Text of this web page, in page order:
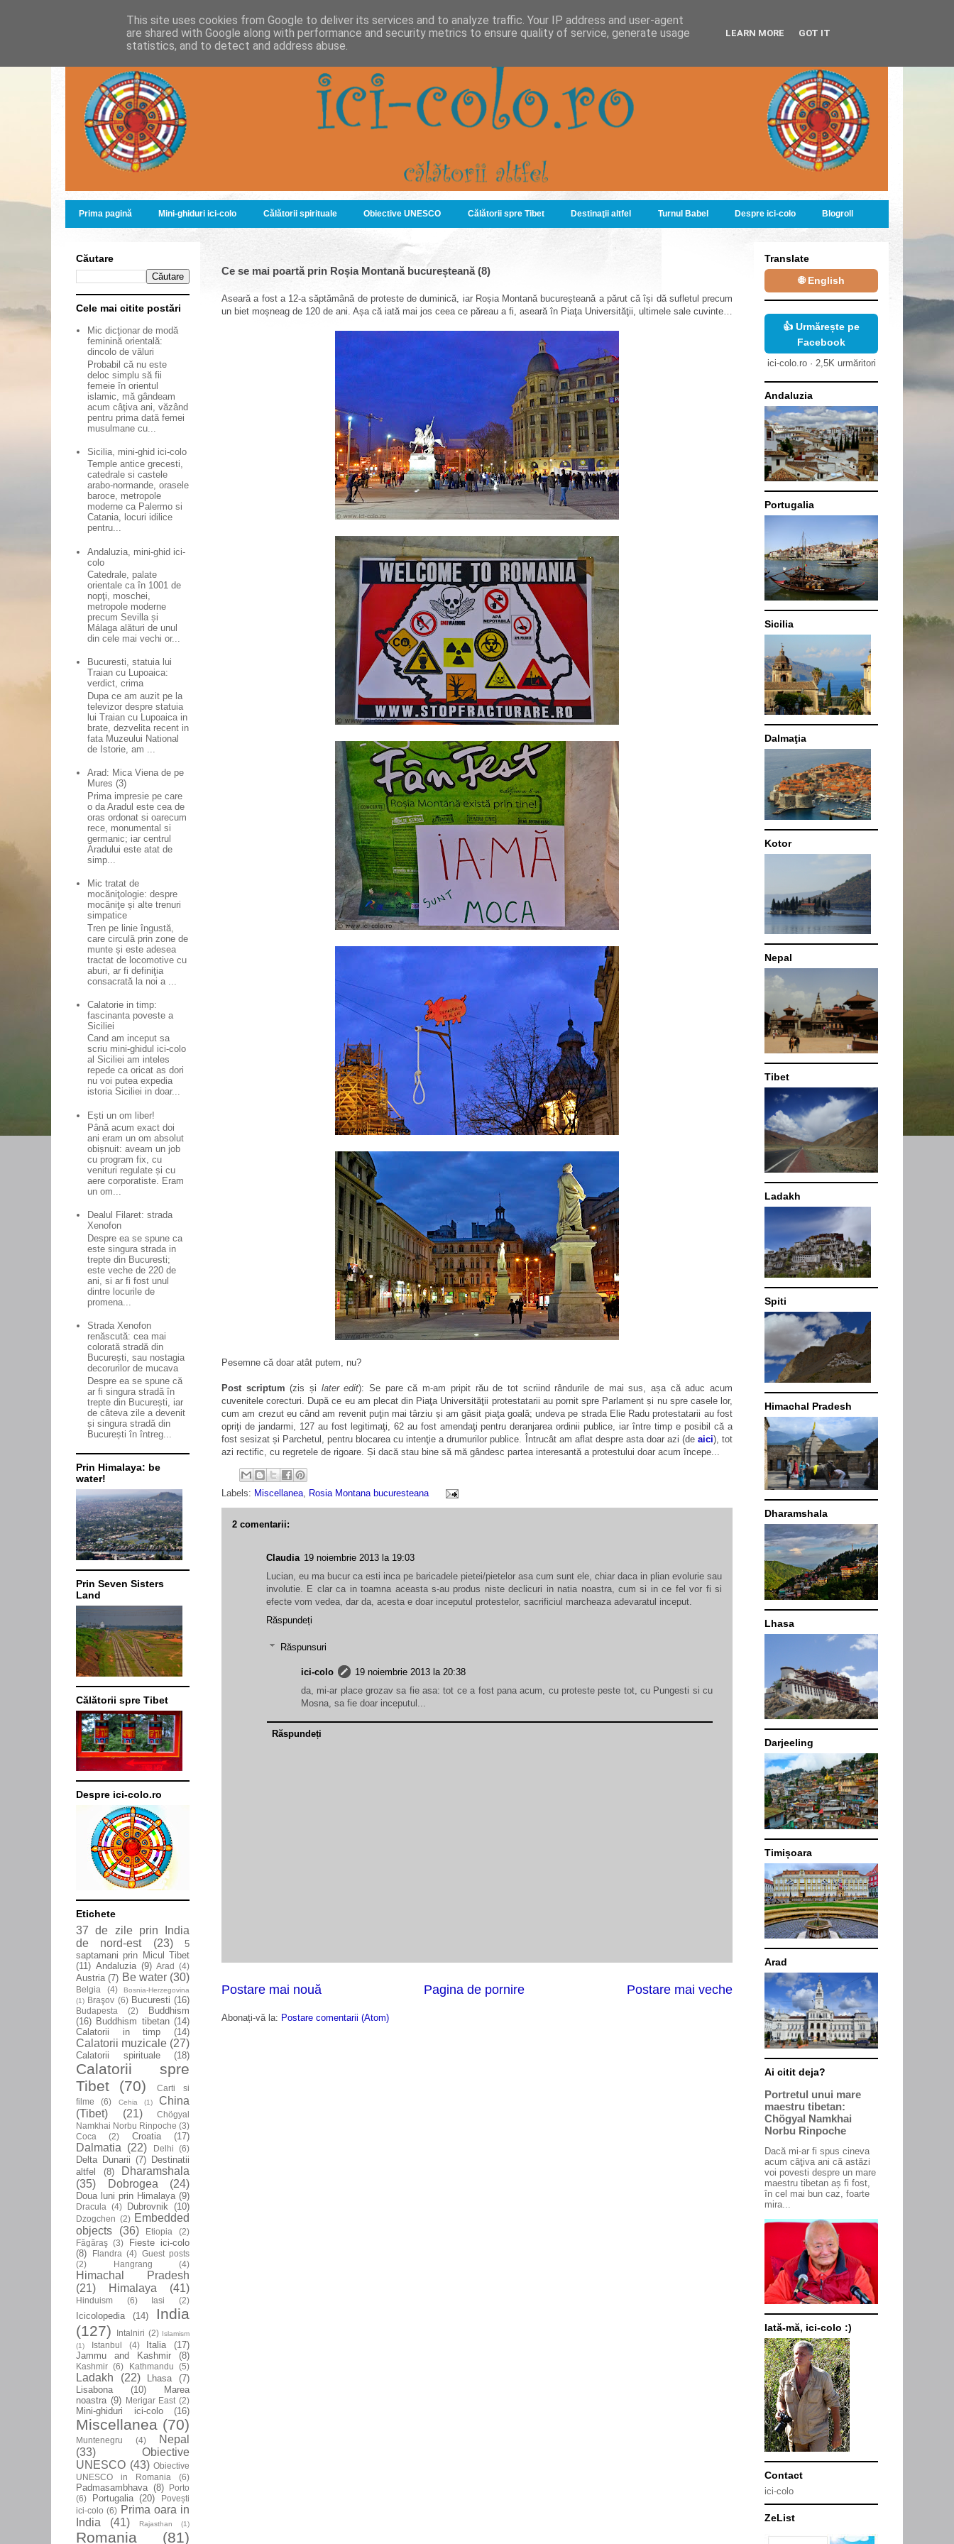
Prima pagină Mini-ghiduri ici-colo Călătorii spirituale Obiective UNESCO Călătorii spre Tibet Destinaţii altfel Turnul Babel Despre ici-colo Blogroll
Ce se mai poartă prin Roșia Montană bucureșteană (8)
Aseară a fost a 12-a săptămână de proteste de duminică, iar Roșia Montană bucureșteană a părut că își dă sufletul precum
un biet moșneag de 120 de ani. Așa că iată mai jos ceea ce păreau a fi, aseară în Piaţa Universităţii, ultimele sale cuvinte…
Pesemne că doar atât putem, nu?
Post scriptum (zis și later edit): Se pare că m-am pripit rău de tot scriind rândurile de mai sus, așa că aduc acum
cuvenitele corecturi. După ce eu am plecat din Piaţa Universităţii protestatarii au pornit spre Parlament și nu spre casele lor,
cum am crezut eu când am revenit puţin mai târziu și am găsit piaţa goală; undeva pe strada Elie Raduprotestatarii au fost
opriţi de jandarmi, 127 au fost legitimaţi, 62 au fost amendaţipentru deranjarea ordinii publice, iar între timp e posibil că a
fost sesizat și Parchetul, pentru blocarea cu intenţie a drumurilor publice. Întrucât am aflat despre asta doar azi (de aici), tot
azi rectific, cu regretele de rigoare. Și dacă stau bine să mă gândesc partea interesantă a protestului doar acum începe...
Labels: Miscellanea Rosia Montana bucuresteana
2 comentarii:
Claudia 19 noiembrie 2013 la 19:03
Lucian, eu ma bucur ca esti inca pe baricadele pietei/pietelor asa cum sunt ele, chiar daca in plian evolurie sau
involutie. E clar ca in toamna aceasta s-au produs niste declicuri in natia noastra, cum si in ce fel vor fi si
efecte vom vedea, dar da, acesta e doar inceputul protestelor, sacrificiul marcheaza adevaratul inceput.
Răspundeți
Răspunsuri
ici-colo
19 noiembrie 2013 la 20:38
da, mi-ar place grozav sa fie asa: tot ce a fost pana acum, cu proteste peste tot, cu Pungesti si cu
Mosna, sa fie doar inceputul...
Răspundeți
Postare mai nouă Postare mai veche
Pagina de pornire
Abonați-vă la: Postare comentarii (Atom)
Căutare
Cele mai citite postări
Mic dicţionar de modă
feminină orientală:
dincolo de văluri
Probabil că nu este
deloc simplu să fii
femeie în orientul
islamic, mă gândeam
acum câţiva ani, văzând
pentru prima dată femei
musulmane cu...
Sicilia, mini-ghid ici-colo
Temple antice grecesti,
catedrale si castele
arabo-normande, orasele
baroce, metropole
moderne ca Palermo si
Catania, locuri idilice
pentru...
Andaluzia, mini-ghid ici-
colo
Catedrale, palate
orientale ca în 1001 de
nopţi, moschei,
metropole moderne
precum Sevilla și
Málaga alături de unul
din cele mai vechi or...
Bucuresti, statuia lui
Traian cu Lupoaica:
verdict, crima
Dupa ce am auzit pe la
televizor despre statuia
lui Traian cu Lupoaica in
brate, dezvelita recent in
fata Muzeului National
de Istorie, am ...
Arad: Mica Viena de pe
Mures (3)
Prima impresie pe care
o da Aradul este cea de
oras ordonat si oarecum
rece, monumental si
germanic; iar centrul
Aradului este atat de
simp...
Mic tratat de
mocăniţologie: despre
mocăniţe și alte trenuri
simpatice
Tren pe linie îngustă,
care circulă prin zone de
munte și este adesea
tractat de locomotive cu
aburi, ar fi definiţia
consacrată la noi a ...
Calatorie in timp:
fascinanta poveste a
Siciliei
Cand am inceput sa
scriu mini-ghidul ici-colo
al Siciliei am inteles
repede ca oricat as dori
nu voi putea expedia
istoria Siciliei in doar...
Ești un om liber!
Până acum exact doi
ani eram un om absolut
obișnuit: aveam un job
cu program fix, cu
venituri regulate și cu
aere corporatiste. Eram
un om...
Dealul Filaret: strada
Xenofon
Despre ea se spune ca
este singura strada in
trepte din Bucuresti;
este veche de 220 de
ani, si ar fi fost unul
dintre locurile de
promena...
Strada Xenofon
renăscută: cea mai
colorată stradă din
București, sau nostagia
decorurilor de mucava
Despre ea se spune că
ar fi singura stradă în
trepte din București, iar
de câteva zile a devenit
și singura stradă din
București în întreg...
Prin Himalaya: be
water!
Prin Seven Sisters
Land
Călătorii spre Tibet
Despre ici-colo.ro
Etichete
37 de zile prin India
de nord-est
(23)
5
saptamani prin Micul Tibet
(11) Andaluzia (9) Arad (4)
Austria (7) Be water (30)
Belgia (4)
Bosnia-Herzegovina
(1) Braşov (6) Bucuresti (16)
Budapesta (2)
Buddhism
(16) Buddhism tibetan (14)
Calatorii in timp
(14)
Calatorii muzicale (27)
Calatorii spirituale (18)
Calatorii spre
Tibet
(70)
Carti si
filme
(6) Cehia (1)
China
(Tibet)
(21)
Chögyal
Namkhai Norbu Rinpoche (3)
Coca
(2) Croatia (17)
Dalmatia (22) Delhi (6)
Delta Dunarii (7) Destinatii
altfel
(8)
Dharamshala
(35)
Dobrogea (24)
Doua luni prin Himalaya (9)
Dracula (4) Dubrovnik (10)
Dzogchen (2) Embedded
objects
(36) Etiopia
(2)
Făgăraş (3)
Fieste ici-colo
(8)
Flandra (4) Guest posts
(2)
Hangrang (4)
Himachal Pradesh
(21)
Himalaya (41)
Hinduism (6) Iasi (2)
Icicolopedia (14)
India
(127)
Intalniri (2) Islamism
(1)
Istanbul (4) Italia
(17)
Jammu and Kashmir
(8)
Kashmir (6) Kathmandu (5)
Ladakh (22) Lhasa
(7)
Lisabona
(10)
Marea
noastra (9) Merigar East (2)
Mini-ghiduri ici-colo (16)
Miscellanea (70)
Muntenegru (4)
Nepal
(33)
Obiective
UNESCO (43) Obiective
UNESCO in Romania
(6)
Padmasambhava (8)
Porto
(6)
Portugalia (20)
Povești
ici-colo (6) Prima oara in
India
(41) Rajasthan (1)
Romania (81)
Translate
🌐 English
👍 Urmărește pe
Facebook
ici-colo.ro · 2,5K urmăritori
Andaluzia
Portugalia
Sicilia
Dalmaţia
Kotor
Nepal
Tibet
Ladakh
Spiti
Himachal Pradesh
Dharamshala
Lhasa
Darjeeling
Timișoara
Arad
Ai citit deja?
Portretul unui mare
maestru tibetan:
Chögyal Namkhai
Norbu Rinpoche
Dacă mi-ar fi spus cineva
acum câţiva ani că astăzi
voi povesti despre un mare
maestru tibetan aș fi fost,
în cel mai bun caz, foarte
mira...
Iată-mă, ici-colo :)
Contact
ici-colo
ZeList
This site uses cookies from Google to deliver its services and to analyze traffic. Your IP address and user-agent
are shared with Google along with performance and security metrics to ensure quality of service, generate usage
statistics, and to detect and address abuse.
LEARN MORE GOT IT